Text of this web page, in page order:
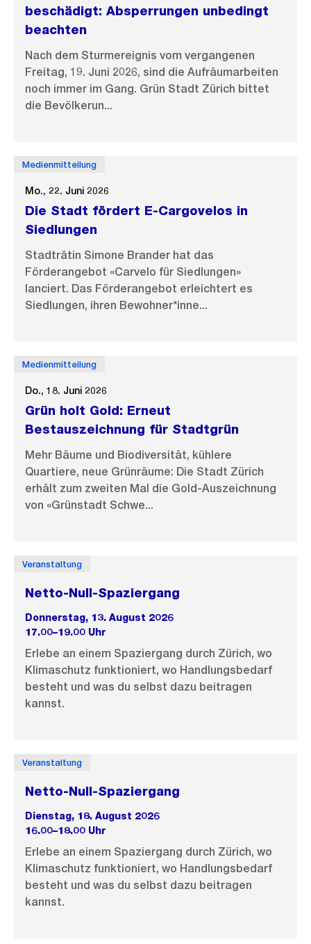
beschädigt: Absperrungen unbedingt
beachten
Nach dem Sturmereignis vom vergangenen
Freitag, 19. Juni 2026, sind die Aufräumarbeiten
noch immer im Gang. Grün Stadt Zürich bittet
die Bevölkerun...
Medienmitteilung
Mo., 22. Juni 2026
Die Stadt fördert E-Cargovelos in
Siedlungen
Stadträtin Simone Brander hat das
Förderangebot «Carvelo für Siedlungen»
lanciert. Das Förderangebot erleichtert es
Siedlungen, ihren Bewohner*inne...
Medienmitteilung
Do., 18. Juni 2026
Grün holt Gold: Erneut
Bestauszeichnung für Stadtgrün
Mehr Bäume und Biodiversität, kühlere
Quartiere, neue Grünräume: Die Stadt Zürich
erhält zum zweiten Mal die Gold-Auszeichnung
von «Grünstadt Schwe...
Veranstaltung
Netto-Null-Spaziergang
Donnerstag, 13. August 2026
17.00–19.00 Uhr
Erlebe an einem Spaziergang durch Zürich, wo
Klimaschutz funktioniert, wo Handlungsbedarf
besteht und was du selbst dazu beitragen
kannst.
Veranstaltung
Netto-Null-Spaziergang
Dienstag, 18. August 2026
16.00–18.00 Uhr
Erlebe an einem Spaziergang durch Zürich, wo
Klimaschutz funktioniert, wo Handlungsbedarf
besteht und was du selbst dazu beitragen
kannst.